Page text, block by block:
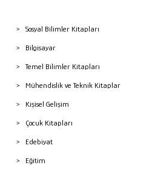
Sosyal Bilimler Kitapları
Bilgisayar
Temel Bilimler Kitapları
Mühendislik ve Teknik Kitaplar
Kişisel Gelişim
Çocuk Kitapları
Edebiyat
Eğitim